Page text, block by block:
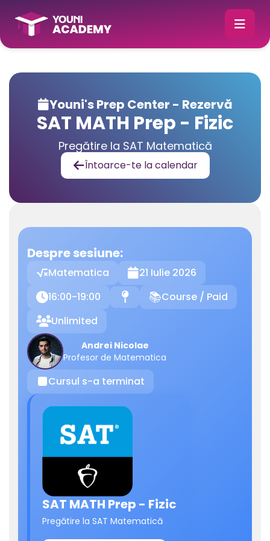
Youni's Prep Center - Rezervă
SAT MATH Prep - Fizic
Pregătire la SAT Matematică
Întoarce-te la calendar
SAT MATH Prep - Fizic
Pregătire la SAT Matematică
Despre sesiune:
Matematica 21 Iulie 2026
16:00-19:00 📍 📚Course / Paid
Unlimited
Andrei Nicolae
Profesor de Matematica
⏹Cursul s-a terminat